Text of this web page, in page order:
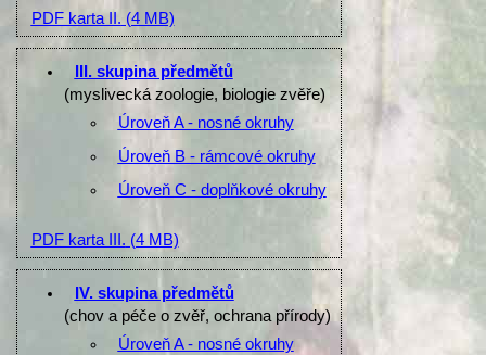
PDF karta II. (4 MB)
III. skupina předmětů
(myslivecká zoologie, biologie zvěře)
Úroveň A - nosné okruhy
Úroveň B - rámcové okruhy
Úroveň C - doplňkové okruhy
PDF karta III. (4 MB)
IV. skupina předmětů
(chov a péče o zvěř, ochrana přírody)
Úroveň A - nosné okruhy